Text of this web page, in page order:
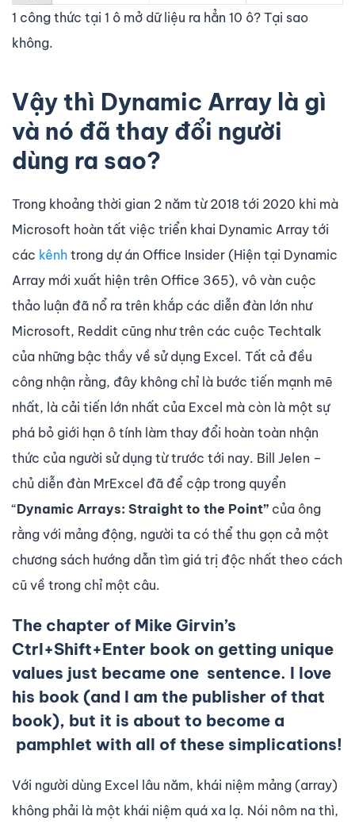
1 công thức tại 1 ô mở dữ liệu ra hẳn 10 ô? Tại sao
không.
Vậy thì Dynamic Array là gì
và nó đã thay đổi người
dùng ra sao?
Trong khoảng thời gian 2 năm từ 2018 tới 2020 khi mà
Microsoft hoàn tất việc triển khai Dynamic Array tới
các kênh trong dự án Office Insider (Hiện tại Dynamic
Array mới xuất hiện trên Office 365), vô vàn cuộc
thảo luận đã nổ ra trên khắp các diễn đàn lớn như
Microsoft, Reddit cũng như trên các cuộc Techtalk
của những bậc thầy về sử dụng Excel. Tất cả đều
công nhận rằng, đây không chỉ là bước tiến mạnh mẽ
nhất, là cải tiến lớn nhất của Excel mà còn là một sự
phá bỏ giới hạn ô tính làm thay đổi hoàn toàn nhận
thức của người sử dụng từ trước tới nay. Bill Jelen –
chủ diễn đàn MrExcel đã để cập trong quyển
“Dynamic Arrays: Straight to the Point” của ông
rằng với mảng động, người ta có thể thu gọn cả một
chương sách hướng dẫn tìm giá trị độc nhất theo cách
cũ về trong chỉ một câu.
The chapter of Mike Girvin’s
Ctrl+Shift+Enter book on getting unique
values just became one sentence. I love
his book (and I am the publisher of that
book), but it is about to become a
pamphlet with all of these simplications!
Với người dùng Excel lâu năm, khái niệm mảng (array)
không phải là một khái niệm quá xa lạ. Nói nôm na thì,